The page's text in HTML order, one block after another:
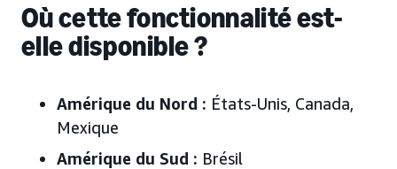
Où cette fonctionnalité est-
elle disponible ?
Amérique du Nord : États-Unis, Canada,
Mexique
Amérique du Sud : Brésil